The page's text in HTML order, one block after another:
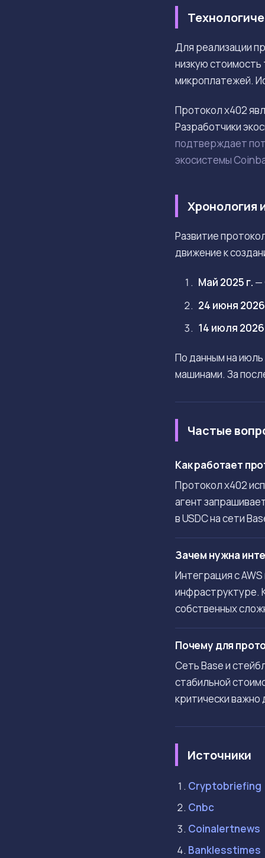
Для реализации
низкую стоимость
микроплатежей.
Протокол x402
Разработчики
подтверждает
экосистемы
Хронология
Развитие
движение к
Май 2025 г. —
24 июня 2026
14 июля 2026
По данным на
машинами. За
Частые
Как работает
Протокол x402
агент
в USDC на сети
Зачем нужна
Интеграция с
инфраструктуре.
собственных
Почему для
Сеть Base и
стабильной
критически важно
Источники
Cryptobriefing
Cnbc
Coinalertnews
Banklesstimes